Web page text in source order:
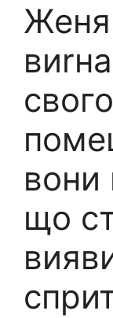
вони
що